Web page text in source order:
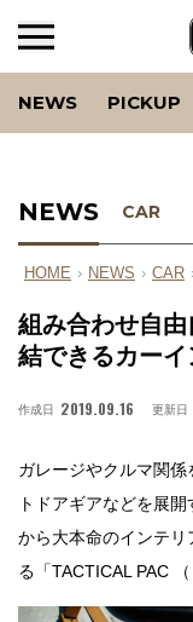
NEWS PICKUP
NEWS CAR
HOME › NEWS › CAR
組み合わせ自
結できるカーイ
作成日 2019.09.16 更新日
ガレージやクルマ関
トドアギアなどを展開
から大本命のインテ
る「TACTICAL PAC